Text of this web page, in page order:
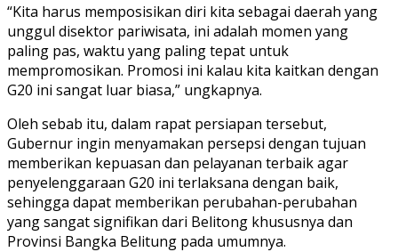
“Kita harus memposisikan diri kita sebagai daerah yang
unggul disektor pariwisata, ini adalah momen yang
paling pas, waktu yang paling tepat untuk
mempromosikan. Promosi ini kalau kita kaitkan dengan
G20 ini sangat luar biasa,” ungkapnya.
Oleh sebab itu, dalam rapat persiapan tersebut,
Gubernur ingin menyamakan persepsi dengan tujuan
memberikan kepuasan dan pelayanan terbaik agar
penyelenggaraan G20 ini terlaksana dengan baik,
sehingga dapat memberikan perubahan-perubahan
yang sangat signifikan dari Belitong khususnya dan
Provinsi Bangka Belitung pada umumnya.